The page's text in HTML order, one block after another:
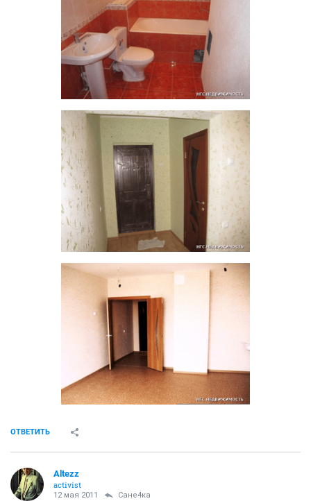
ОТВЕТИТЬ
Altezz
activist
12 мая 2011 Сане4ка